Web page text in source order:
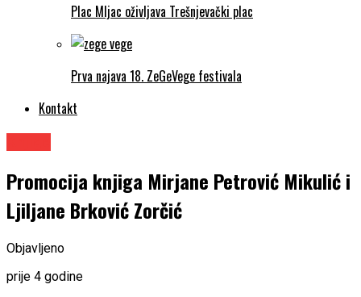
Plac Mljac oživljava Trešnjevački plac
Prva najava 18. ZeGeVege festivala
Kontakt
Promocija knjiga Mirjane Petrović Mikulić i
Ljiljane Brković Zorčić
Objavljeno
prije 4 godine